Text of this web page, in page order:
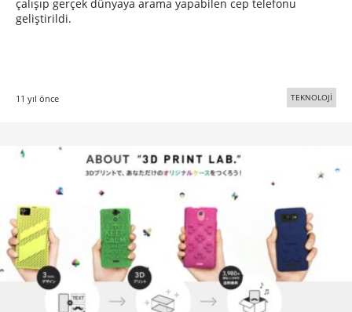
çalışıp gerçek dünyaya arama yapabilen cep telefonu
geliştirildi.
11 yıl önce TEKNOLOJİ